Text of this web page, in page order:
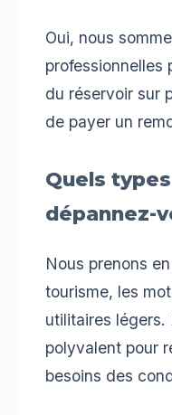
Oui, nous
professionnelles
du réservoir sur
de payer un
Quels
dépannez-
Nous prenons
tourisme, les
utilitaires
polyvalent pour
besoins des